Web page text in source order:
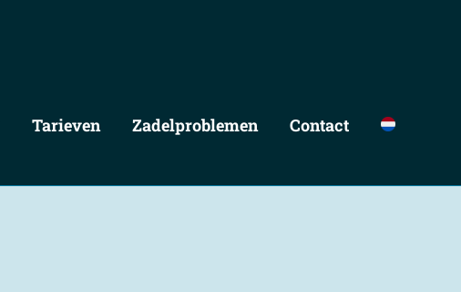
Tarieven Zadelproblemen Contact